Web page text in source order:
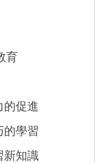
育
的促進
的學習
新知識